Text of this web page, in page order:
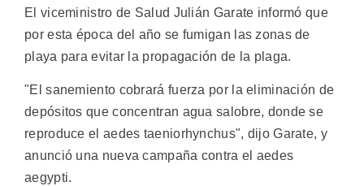
El viceministro de Salud Julián Garate informó que
por esta época del año se fumigan las zonas de
playa para evitar la propagación de la plaga.
"El sanemiento cobrará fuerza por la eliminación de
depósitos que concentran agua salobre, donde se
reproduce el aedes taeniorhynchus", dijo Garate, y
anunció una nueva campaña contra el aedes
aegypti.